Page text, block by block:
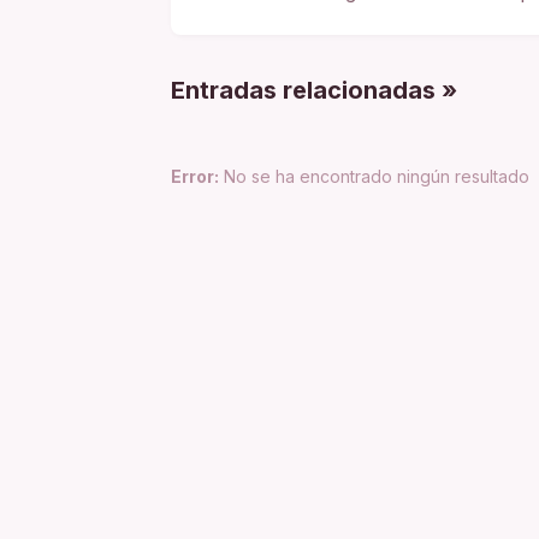
Entradas relacionadas »
Error: No se ha encontrado ningún resultado